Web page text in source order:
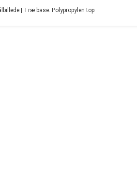
| Træ base. Polypropylen top